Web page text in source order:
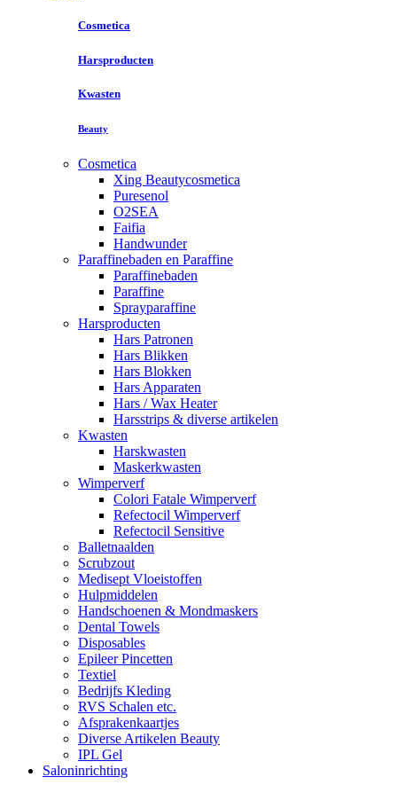
Cosmetica
Harsproducten
Kwasten
Beauty
Cosmetica
Xing Beautycosmetica
Puresenol
O2SEA
Faifia
Handwunder
Paraffinebaden en Paraffine
Paraffinebaden
Paraffine
Sprayparaffine
Harsproducten
Hars Patronen
Hars Blikken
Hars Blokken
Hars Apparaten
Hars / Wax Heater
Harsstrips & diverse artikelen
Kwasten
Harskwasten
Maskerkwasten
Wimperverf
Colori Fatale Wimperverf
Refectocil Wimperverf
Refectocil Sensitive
Balletnaalden
Scrubzout
Medisept Vloeistoffen
Hulpmiddelen
Handschoenen & Mondmaskers
Dental Towels
Disposables
Epileer Pincetten
Textiel
Bedrijfs Kleding
RVS Schalen etc.
Afsprakenkaartjes
Diverse Artikelen Beauty
IPL Gel
Saloninrichting